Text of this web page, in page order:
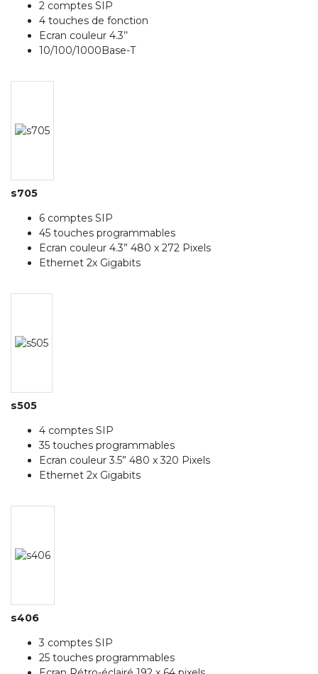
2 comptes SIP
4 touches de fonction
Ecran couleur 4.3’’
10/100/1000Base-T
s705
6 comptes SIP
45 touches programmables
Ecran couleur 4.3” 480 x 272 Pixels
Ethernet 2x Gigabits
s505
4 comptes SIP
35 touches programmables
Ecran couleur 3.5” 480 x 320 Pixels
Ethernet 2x Gigabits
s406
3 comptes SIP
25 touches programmables